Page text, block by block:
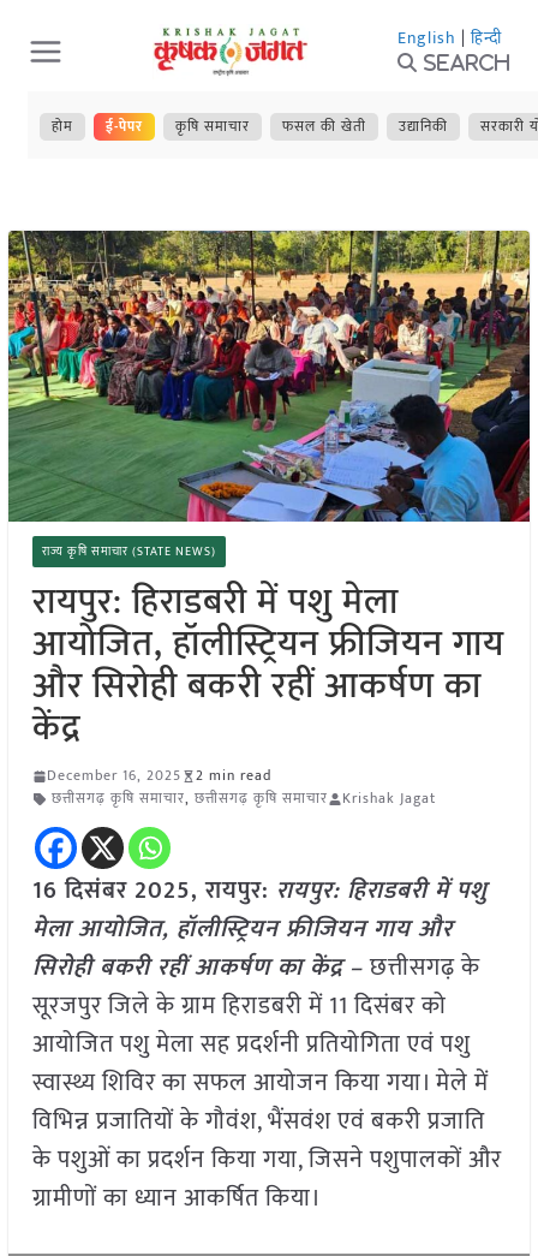
Skip
to
content
English | हिन्दी
Search
होम ई-पेपर कृषि समाचार फसल की खेती उद्यानिकी सरकारी
राज्य कृषि समाचार (STATE NEWS)
रायपुर: हिराडबरी में पशु मेला
आयोजित, हॉलीस्ट्रियन फ्रीजियन गाय
और सिरोही बकरी रहीं आकर्षण का
केंद्र
December 16, 2025
2 min read
छत्तीसगढ़ कृषि समाचार, छत्तीसगढ़ कृषि समाचार Krishak Jagat
16 दिसंबर 2025, रायपुर: रायपुर: हिराडबरी में पशु
मेला आयोजित, हॉलीस्ट्रियन फ्रीजियन गाय और
सिरोही बकरी रहीं आकर्षण का केंद्र –छत्तीसगढ़ के
सूरजपुर जिले के ग्राम हिराडबरी में 11 दिसंबर को
आयोजित पशु मेला सह प्रदर्शनी प्रतियोगिता एवं पशु
स्वास्थ्य शिविर का सफल आयोजन किया गया। मेले में
विभिन्न प्रजातियों के गौवंश, भैंसवंश एवं बकरी प्रजाति
के पशुओं का प्रदर्शन किया गया, जिसने पशुपालकों और
ग्रामीणों का ध्यान आकर्षित किया।